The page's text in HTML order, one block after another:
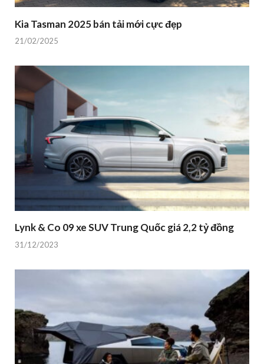
Kia Tasman 2025 bán tải mới cực đẹp
21/02/2025
Lynk & Co 09 xe SUV Trung Quốc giá 2,2 tỷ đồng
31/12/2023